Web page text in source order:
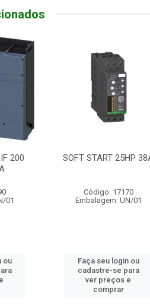
38A
01
ou
SOFT START 40HP
Código: 17172
Embalagem: UN/01
Faça seu login ou
cadastre-se para
ver preços e
comprar